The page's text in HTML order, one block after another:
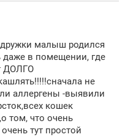
малыш родился
даже в помещении, где
ДОЛГО
не
аллергены -выявили
кошек
том, что очень
тут простой